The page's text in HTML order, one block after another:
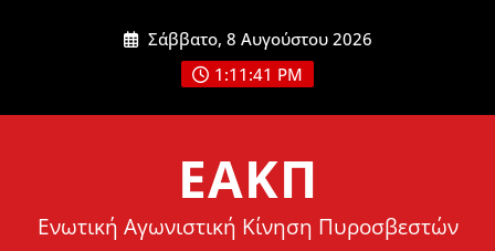
Σάββατο, 8 Αυγούστου 2026
1:11:42 PM
ΕΑΚΠ
Ενωτική Αγωνιστική Κίνηση Πυροσβεστών